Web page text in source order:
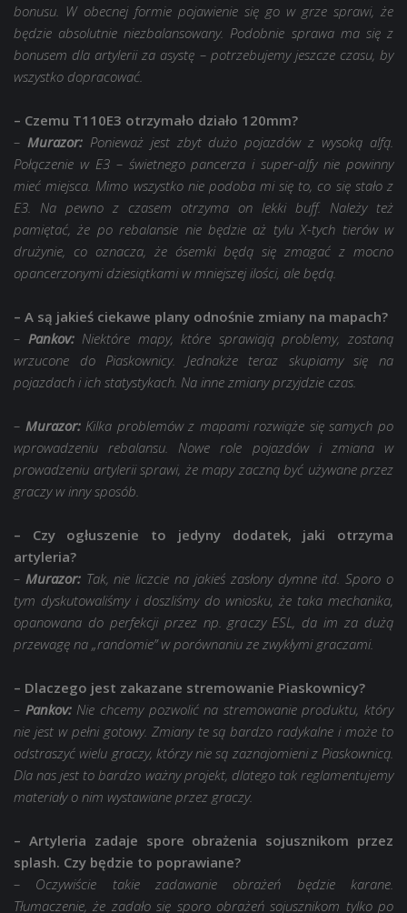
bonusu. W obecnej formie pojawienie się go w grze sprawi, że
będzie absolutnie niezbalansowany. Podobnie sprawa ma się z
bonusem dla artylerii za asystę – potrzebujemy jeszcze czasu, by
wszystko dopracować.
– Czemu T110E3 otrzymało działo 120mm?
– Murazor:Ponieważ jest zbyt dużo pojazdów z wysoką alfą.
Połączenie w E3 – świetnego pancerza i super-alfy nie powinny
mieć miejsca. Mimo wszystko nie podoba mi się to, co się stało z
E3. Na pewno z czasem otrzyma on lekki buff. Należy też
pamiętać, że po rebalansie nie będzie aż tylu X-tych tierów w
drużynie, co oznacza, że ósemki będą się zmagać z mocno
opancerzonymi dziesiątkami w mniejszej ilości, ale będą.
– A są jakieś ciekawe plany odnośnie zmiany na mapach?
– Pankov:Niektóre mapy, które sprawiają problemy, zostaną
wrzucone do Piaskownicy. Jednakże teraz skupiamy się na
pojazdach i ich statystykach. Na inne zmiany przyjdzie czas.
– Murazor:Kilka problemów z mapami rozwiąże się samych po
wprowadzeniu rebalansu. Nowe role pojazdów i zmiana w
prowadzeniu artylerii sprawi, że mapy zaczną być używane przez
graczy w inny sposób.
– Czy ogłuszenie to jedyny dodatek, jaki otrzyma
artyleria?
– Murazor:Tak, nie liczcie na jakieś zasłony dymne itd. Sporo o
tym dyskutowaliśmy i doszliśmy do wniosku, że taka mechanika,
opanowana do perfekcji przez np. graczy ESL, da im za dużą
przewagę na „randomie” w porównaniu ze zwykłymi graczami.
– Dlaczego jest zakazane stremowanie Piaskownicy?
– Pankov:Nie chcemy pozwolić na stremowanie produktu, który
nie jest w pełni gotowy. Zmiany te są bardzo radykalne i może to
odstraszyć wielu graczy, którzy nie są zaznajomieni z Piaskownicą.
Dla nas jest to bardzo ważny projekt, dlatego tak reglamentujemy
materiały o nim wystawiane przez graczy.
– Artyleria zadaje spore obrażenia sojusznikom przez
splash. Czy będzie to poprawiane?
– Oczywiście takie zadawanie obrażeń będzie karane.
Tłumaczenie, że zadało się sporo obrażeń sojusznikom tylko po